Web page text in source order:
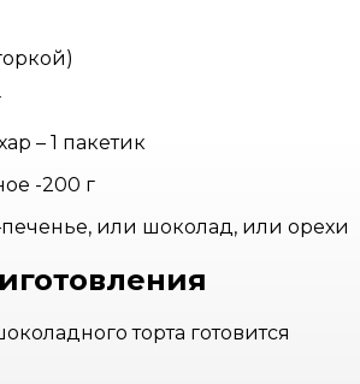
– 1 пакетик
-200 г
или шоколад, или орехи
торта готовится